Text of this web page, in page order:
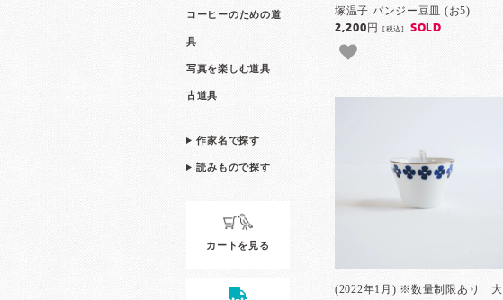
コーヒーのための道
具
写真を楽しむ道具
古道具
作家名で探す
読みもので探す
カートを見る
塚温子 パンジー豆皿 (お5)
2,200円[税込] SOLD
(2022年1月) ※数量制限あり 大